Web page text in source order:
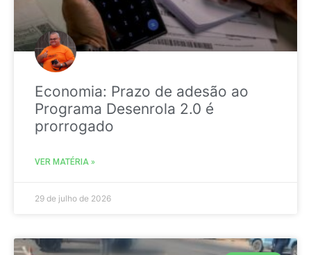
Economia: Prazo de adesão ao
Programa Desenrola 2.0 é
prorrogado
VER MATÉRIA »
29 de julho de 2026